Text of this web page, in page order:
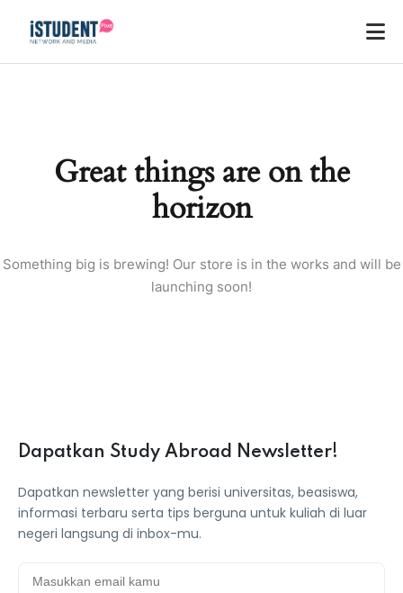
Us
Great things are on the
horizon
Something big is brewing! Our store is in the works and will be
launching soon!
Dapatkan Study Abroad Newsletter!
Dapatkan newsletter yang berisi universitas, beasiswa,
informasi terbaru serta tips berguna untuk kuliah di luar
negeri langsung di inbox-mu.